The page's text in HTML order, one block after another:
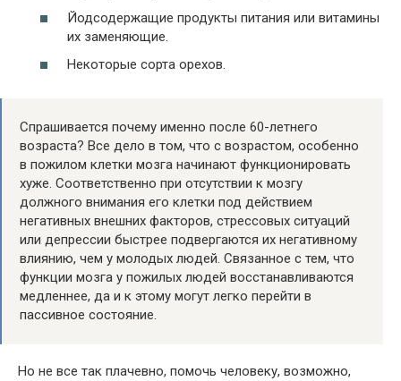
Йодсодержащие продукты питания или витамины
их заменяющие.
Некоторые сорта орехов.
Спрашивается почему именно после 60-летнего
возраста? Все дело в том, что с возрастом, особенно
в пожилом клетки мозга начинают функционировать
хуже. Соответственно при отсутствии к мозгу
должного внимания его клетки под действием
негативных внешних факторов, стрессовых ситуаций
или депрессии быстрее подвергаются их негативному
влиянию, чем у молодых людей. Связанное с тем, что
функции мозга у пожилых людей восстанавливаются
медленнее, да и к этому могут легко перейти в
пассивное состояние.
Но не все так плачевно, помочь человеку, возможно,